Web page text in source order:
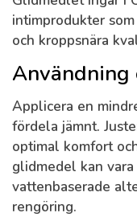
intimprodukter
och kroppsnära
Applicera en
fördela jämnt.
optimal komfort
glidmedel kan
vattenbaserade
rengöring.